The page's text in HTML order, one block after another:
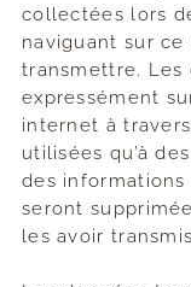
collectées lors
naviguant sur
transmettre. Les
expressément
internet à
utilisées qu’à
des
seront
les avoir